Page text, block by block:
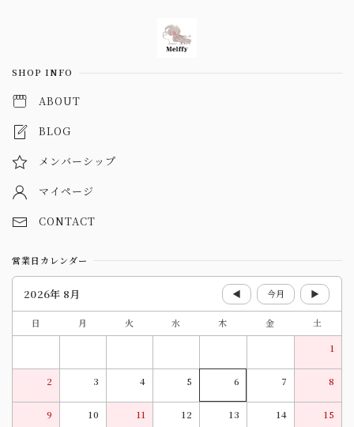
SHOP INFO
ABOUT
BLOG
メンバーシップ
マイページ
CONTACT
営業日カレンダー
2026年 8月 ◀ 今月 ▶
日 月 火 水 木 金
土
1
2 3 4 5 6 7 8
9 10 11 12 13 14 15